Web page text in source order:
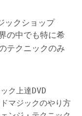
ックショップ
の中でも特に希
テクニックのみ
ク上達DVD
マジックのやり方